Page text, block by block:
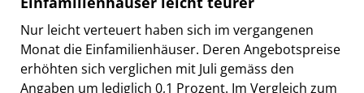
Nur leicht verteuert haben sich im vergangenen
Monat die Einfamilienhäuser. Deren Angebotspreise
erhöhten sich verglichen mit Juli gemäss den
Angaben um lediglich 0,1 Prozent. Im Vergleich zum